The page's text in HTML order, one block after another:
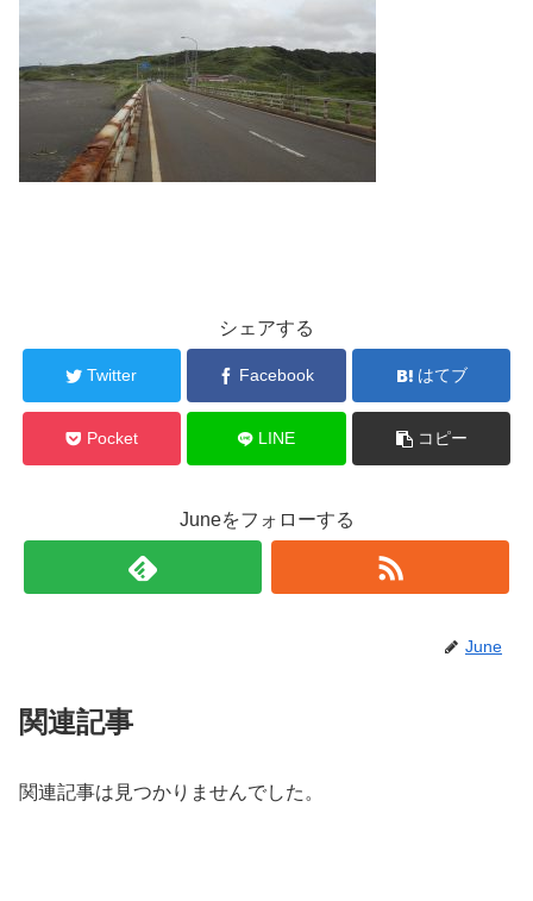
シェアする
Twitter Facebook はてブ
Pocket LINE コピー
Juneをフォローする
June
関連記事
関連記事は見つかりませんでした。